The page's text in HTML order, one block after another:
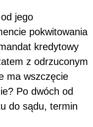
jego
pokwitowania
kredytowy
z odrzuconym
ma wszczęcie
Po dwóch od
do sądu, termin